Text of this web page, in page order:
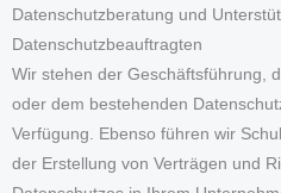
Datenschutzberatung und
Datenschutzbeauftragten
Wir stehen der Geschäftsführung,
oder dem bestehenden
Verfügung. Ebenso führen wir
der Erstellung von Verträgen und